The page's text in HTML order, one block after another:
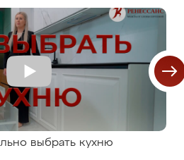
выбрать кухню